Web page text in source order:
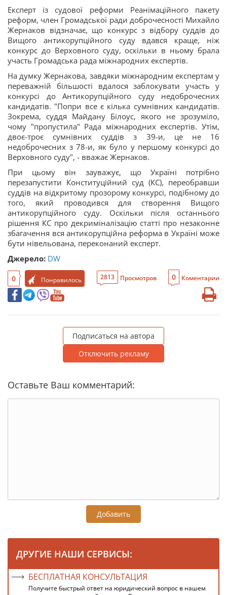
Експерт із судової реформи Реанімаційного пакету
реформ, член Громадської ради доброчесності Михайло
Жернаков відзначає, що конкурс з відбору суддів до
Вищого антикорупційного суду вдався краще, ніж
конкурс до Верховного суду, оскільки в ньому брала
участь Громадська рада міжнародних експертів.
На думку Жернакова, завдяки міжнародним експертам у
переважній більшості вдалося заблокувати участь у
конкурсі до Антикорупційного суду недоброчесних
кандидатів. "Попри все є кілька сумнівних кандидатів.
Зокрема, суддя Майдану Білоус, якого не зрозуміло,
чому "пропустила" Рада міжнародних експертів. Утім,
двоє-троє сумнівних суддів з 39-и, це не 16
недоброчесних з 78-и, як було у першому конкурсі до
Верховного суду", - вважає Жернаков.
При цьому він зауважує, що Україні потрібно
перезапустити Конституційний суд (КС), переобравши
суддів на відкритому прозорому конкурсі, подібному до
того, який проводився для створення Вищого
антикорупційного суду. Оскільки після останнього
рішення КС про декриміналізацію статті про незаконне
збагачення вся антикорупційна реформа в Україні може
бути нівельована, переконаний експерт.
Джерело: DW
0 Понравилось 2813 Просмотров 0 Коментарии
Подписаться на автора
Отключить рекламу
Оставьте Ваш комментарий:
Добавить
ДРУГИЕ НАШИ СЕРВИСЫ:
БЕСПЛАТНАЯ КОНСУЛЬТАЦИЯ
Получите быстрый ответ на юридический вопрос в нашем